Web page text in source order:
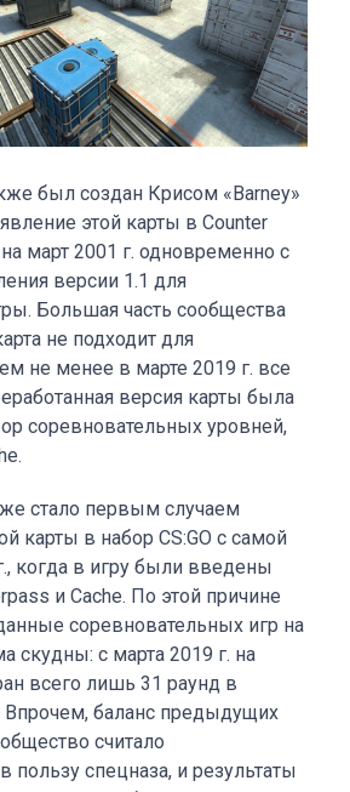
был создан Крисом «Barney»
этой карты в Counter
март 2001 г. одновременно с
версии 1.1 для
Большая часть сообщества
не подходит для
не менее в марте 2019 г. все
версия карты была
соревновательных уровней,
стало первым случаем
карты в набор CS:GO с самой
когда в игру были введены
и Cache. По этой причине
соревновательных игр на
скудны: с марта 2019 г. на
всего лишь 31 раунд в
баланс предыдущих
считало
спецназа, и результаты